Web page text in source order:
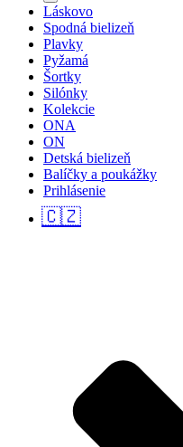
Láskovo
Spodná bielizeň
Plavky
Pyžamá
Šortky
Silónky
Kolekcie
ONA
ON
Detská bielizeň
Balíčky a poukážky
Prihlásenie
🇨🇿